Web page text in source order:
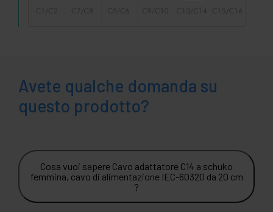
Avete qualche domanda su
questo prodotto?
Cosa vuoi sapere Cavo adattatore C14 a schuko
femmina, cavo di alimentazione IEC-60320 da 20 cm
?